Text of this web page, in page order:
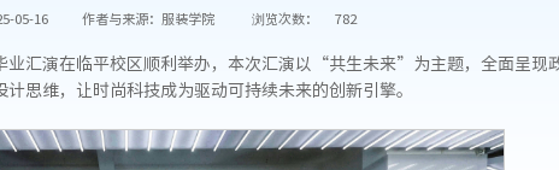
05-16 作者与来源：服装学院 浏览次数： 782
汇演在临平校区顺利举办，本次汇演以“共生未来”为主题，全面呈现
思维，让时尚科技成为驱动可持续未来的创新引擎。